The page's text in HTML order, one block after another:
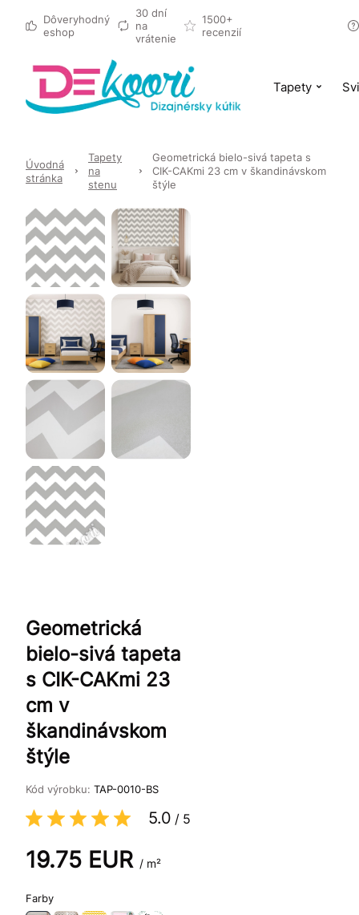
Dôveryhodný
eshop
30 dní
na
vrátenie
1500+
recenzií
Tapety
Úvodná
stránka
Tapety
na
stenu
Geometrická bielo-sivá tapeta s
CIK-CAKmi 23 cm v škandinávskom
štýle
Geometrická
bielo-sivá tapeta
s CIK-CAKmi 23
cm v
škandinávskom
štýle
Kód výrobku: TAP-0010-BS
5.0 / 5
19.75 EUR / m²
Farby